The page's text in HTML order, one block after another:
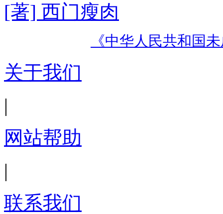
[著] 西门瘦肉
《中华人民共和国
关于我们
|
网站帮助
|
联系我们